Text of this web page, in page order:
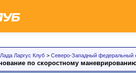
Лада Ларгус Клуб > Северо-Западный федеральный
по скоростному